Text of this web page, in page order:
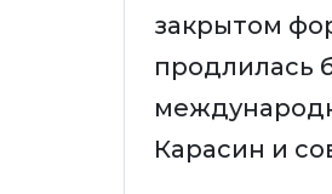
закрытом
продлилась
Карасин и